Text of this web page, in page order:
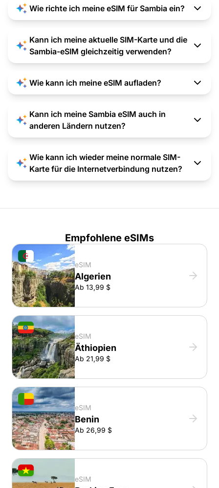
Wie richte ich meine eSIM für Sambia ein?
Kann ich meine aktuelle SIM-Karte und die
Sambia-eSIM gleichzeitig verwenden?
Wie kann ich meine eSIM aufladen?
Kann ich meine Sambia eSIM auch in
anderen Ländern nutzen?
Wie kann ich wieder meine normale SIM-
Karte für die Internetverbindung nutzen?
Empfohlene eSIMs
eSIM
Algerien
Ab 13,99 $
eSIM
Äthiopien
Ab 21,99 $
eSIM
Benin
Ab 26,99 $
eSIM